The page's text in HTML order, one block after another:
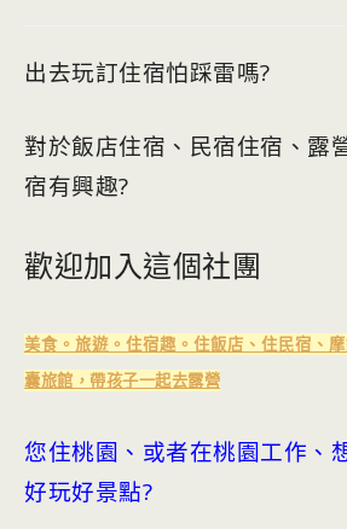
出去玩訂住宿怕踩雷嗎?
對於飯店住宿、民宿住宿、露
宿有興趣?
歡迎加入這個社團
美食。旅遊。住宿趣。住飯店、住民宿、
囊旅館，帶孩子一起去露營
您住桃園、或者在桃園工作、
好玩好景點?